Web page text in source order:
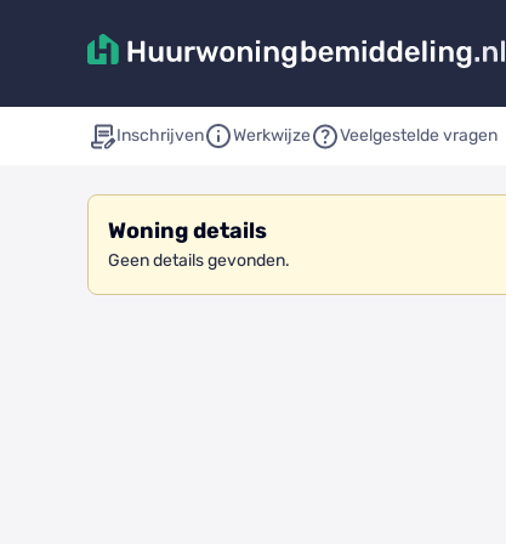
Inschrijven Werkwijze Veelgestelde vragen
Woning details
Geen details gevonden.